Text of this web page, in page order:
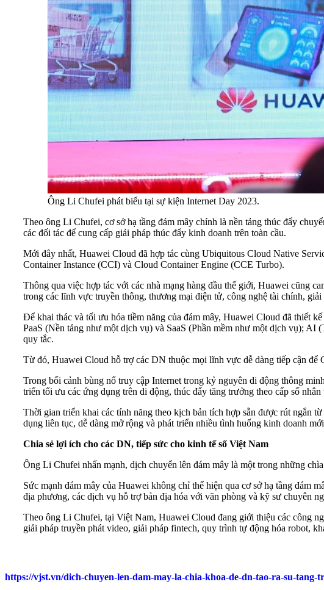
Ông Li Chufei phát biểu tại sự kiện Internet Day 2023.
Theo ông Li Chufei, cơ sở hạ tầng đám mây chính là nền tảng thúc đẩy
các đối tác để cung cấp giải pháp thúc đẩy kinh doanh trên toàn cầu.
Mới đây nhất, Huawei Cloud đã hợp tác cùng Ubiquitous Cloud Native
Container Instance (CCI) và Cloud Container Engine (CCE Turbo).
Thông qua việc hợp tác với các nhà mạng hàng đầu thế giới, Huawei cũng
trong các lĩnh vực truyền thông, thương mại điện tử, công nghệ tài chính,
Để khai thác và tối ưu hóa tiềm năng của đám mây, Huawei Cloud đã thiết
PaaS (Nền tảng như một dịch vụ) và SaaS (Phần mềm như một dịch vụ);
quy tắc.
Từ đó, Huawei Cloud hỗ trợ các DN thuộc mọi lĩnh vực dễ dàng tiếp cận để
Trong bối cảnh bùng nổ truy cập Internet trong kỷ nguyên di động thông
triển tối ưu các ứng dụng trên di động, thúc đẩy tăng trưởng theo cấp số
Thời gian triển khai các tính năng theo kịch bản tích hợp sẵn được rút ngắn
dụng liên tục, dễ dàng mở rộng và phát triển nhiều tình huống kinh doanh
Chia sẻ lợi ích cho các DN, tiếp sức cho kinh tế số Việt Nam
Ông Li Chufei nhấn mạnh, dịch chuyển lên đám mây là một trong những
Sức mạnh đám mây của Huawei không chỉ thể hiện qua cơ sở hạ tầng đám
địa phương, các dịch vụ hỗ trợ bản địa hóa với văn phòng và kỹ sư chuyên
Theo ông Li Chufei, tại Việt Nam, Huawei Cloud đang giới thiệu các công
giải pháp truyền phát video, giải pháp fintech, quy trình tự động hóa robot,
https://vjst.vn/dich-chuyen-len-dam-may-la-chia-khoa-de-dn-tao-ra-su-tang-